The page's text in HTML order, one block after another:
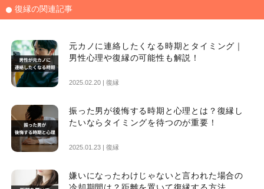
復縁の関連記事
元カノに連絡したくなる時期とタイミング｜
男性心理や復縁の可能性も解説！
2025.02.20 | 復縁
振った男が後悔する時期と心理とは？復縁し
たいならタイミングを待つのが重要！
2025.01.23 | 復縁
嫌いになったわけじゃないと言われた場合の